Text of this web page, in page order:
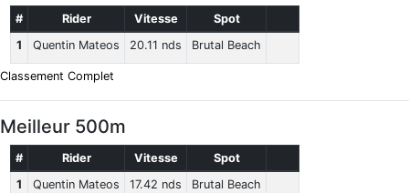
# Rider Vitesse
Spot
1
Quentin Mateos 20.11 nds Brutal Beach
Classement Complet
Meilleur 500m
# Rider Vitesse
Spot
1
Quentin Mateos 17.42 nds Brutal Beach